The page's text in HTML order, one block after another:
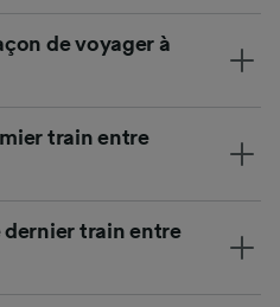
de voyager à
train entre
dernier train entre